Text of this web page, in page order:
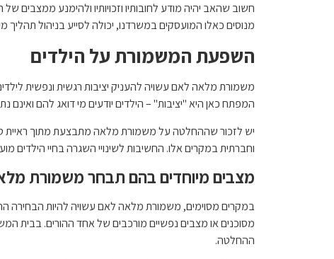
חשוב שהאב יהיה מודע לחובותיו וזכויותיו ולהימנע
מנוסים כאלו המועסקים במשרדנו, יכולה לסייע בניהול תהליך
השפעת המשמורת על הילדים
משמורת מלאה לאם עשויה להעניק יציבות רגשית ונפשית
המפתח כאן היא "יציבות" – הילדים יודעים מי דואג להם ואינם
יש לזכור שההחלטה על משמורת מלאה מתבצעת מתוך ראיית
וחברתית במקרים אלו. החשיבות לשינויי השגרה בחיי הילדים
מצבים מיוחדים בהם תבחר משמורת
במקרים מסוימים, משמורת מלאה לאם עשויה להיות הבחירה
מסוכנים או מצבים נפשיים מורכבים של אחד ההורים. בבית
ההחלטה.